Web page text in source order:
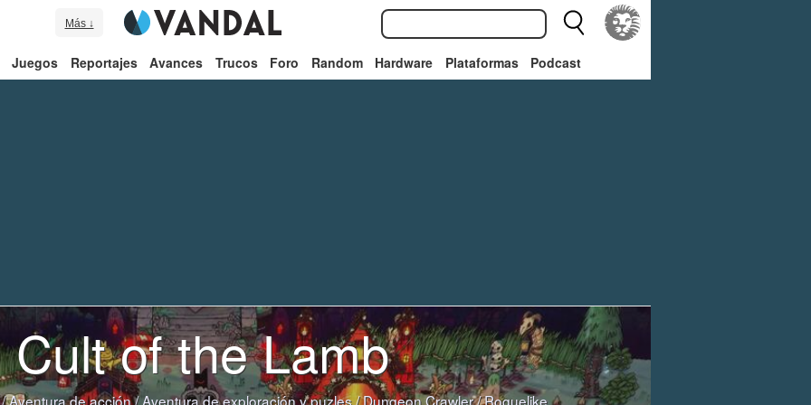
Más ↓
Juegos Reportajes Avances Trucos Foro Random Hardware Plataformas Podcast
Cult of the Lamb
Aventura de acción/Aventura de exploración y puzles/Dungeon Crawler/Roguelike